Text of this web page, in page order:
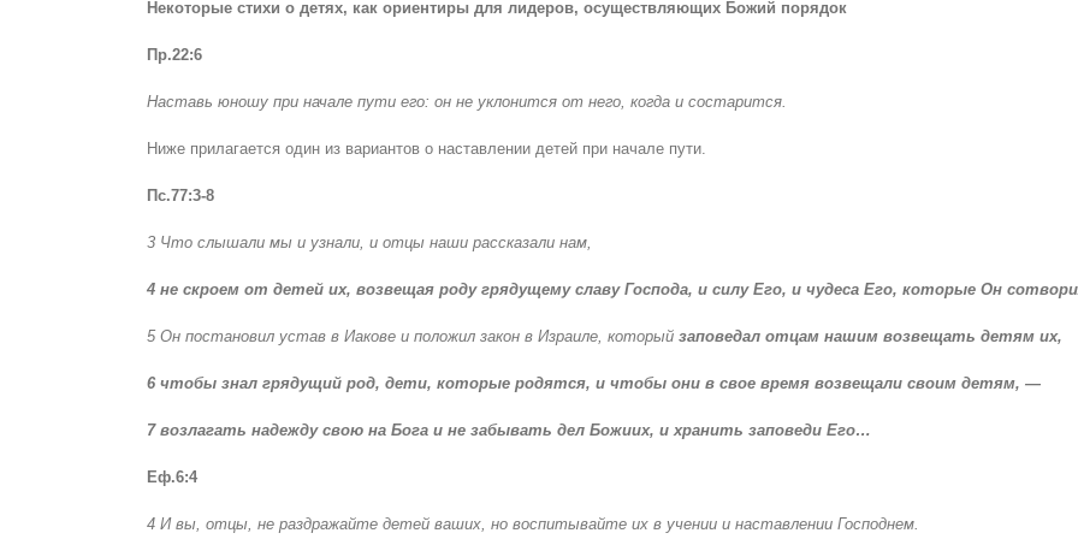
Некоторые стихи о детях, как ориентиры для лидеров, осуществляющих Божий порядок
Пр.22:6
Наставь юношу при начале пути его: он не уклонится от него, когда и состарится.
Ниже прилагается один из вариантов о наставлении детей при начале пути.
Пс.77:3-8
3 Что слышали мы и узнали, и отцы наши рассказали нам,
4 не скроем от детей их, возвещая роду грядущему славу Господа, и силу Его, и чудеса Его, которые Он
5 Он постановил устав в Иакове и положил закон в Израиле, который заповедал отцам нашим возвещать детям их,
6 чтобы знал грядущий род, дети, которые родятся, и чтобы они в свое время возвещали своим детям, —
7 возлагать надежду свою на Бога и не забывать дел Божиих, и хранить заповеди Его…
Еф.6:4
4 И вы, отцы, не раздражайте детей ваших, но воспитывайте их в учении и наставлении Господнем.